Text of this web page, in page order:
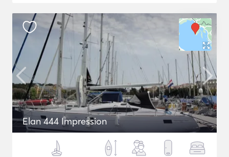
Elan 444 Impression